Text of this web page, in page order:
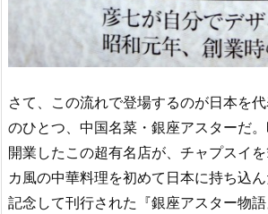
さて、この流れで登場するのが日本を
のひとつ、中国名菜・銀座アスターだ
開業したこの超有名店が、チャプスイ
カ風の中華料理を初めて日本に持ち込
記念して刊行された『銀座アスター物